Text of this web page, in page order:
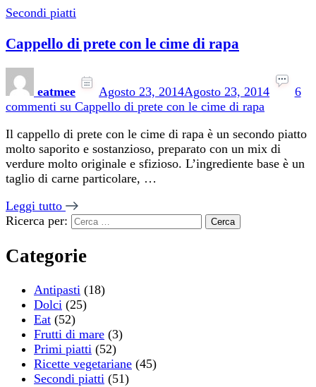
Secondi piatti
Cappello di prete con le cime di rapa
eatmee Agosto 23, 2014Agosto 23, 2014
6
commenti su Cappello di prete con le cime di rapa
Il cappello di prete con le cime di rapa è un secondo piatto
molto saporito e sostanzioso, preparato con un mix di
verdure molto originale e sfizioso. L’ingrediente base è un
taglio di carne particolare, …
Leggi tutto
Ricerca per:
Categorie
Antipasti (18)
Dolci (25)
Eat (52)
Frutti di mare (3)
Primi piatti (52)
Ricette vegetariane (45)
Secondi piatti (51)